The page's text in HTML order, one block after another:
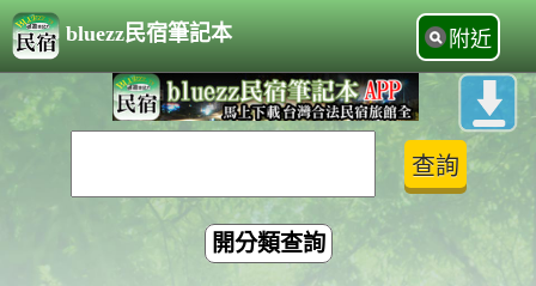
bluezz民宿筆記本 附近
開分類查詢